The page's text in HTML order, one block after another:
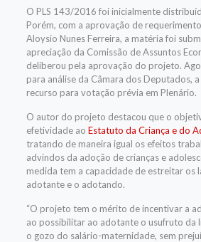
O PLS 143/2016 foi inicialmente
Porém, com a aprovação de
Aloysio Nunes Ferreira, a matéria foi
apreciação da Comissão de Assuntos
deliberou pela aprovação do projeto.
para análise da Câmara dos Deputados,
recurso para votação prévia em Plenário.
O autor do projeto destacou que o
efetividade ao Estatuto da Criança e do
tratando de maneira igual os efeitos
advindos da adoção de crianças e
medida tem a capacidade de estreitar os
adotante e o adotando.
“O projeto tem o mérito de incentivar a
ao possibilitar ao adotante o usufruto da
o gozo do salário-maternidade, sem